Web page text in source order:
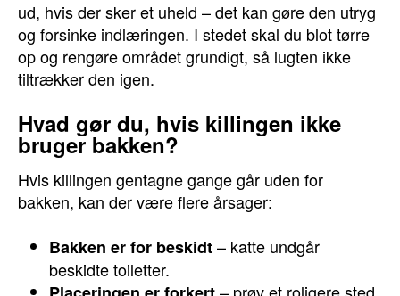
ud, hvis der sker et uheld – det kan gøre den utryg
og forsinke indlæringen. I stedet skal du blot tørre
op og rengøre området grundigt, så lugten ikke
tiltrækker den igen.
Hvad gør du, hvis killingen ikke
bruger bakken?
Hvis killingen gentagne gange går uden for
bakken, kan der være flere årsager:
Bakken er for beskidt– katte undgår
beskidte toiletter.